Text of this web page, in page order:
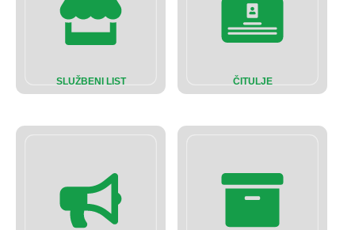
SLUŽBENI LIST ČITULJE